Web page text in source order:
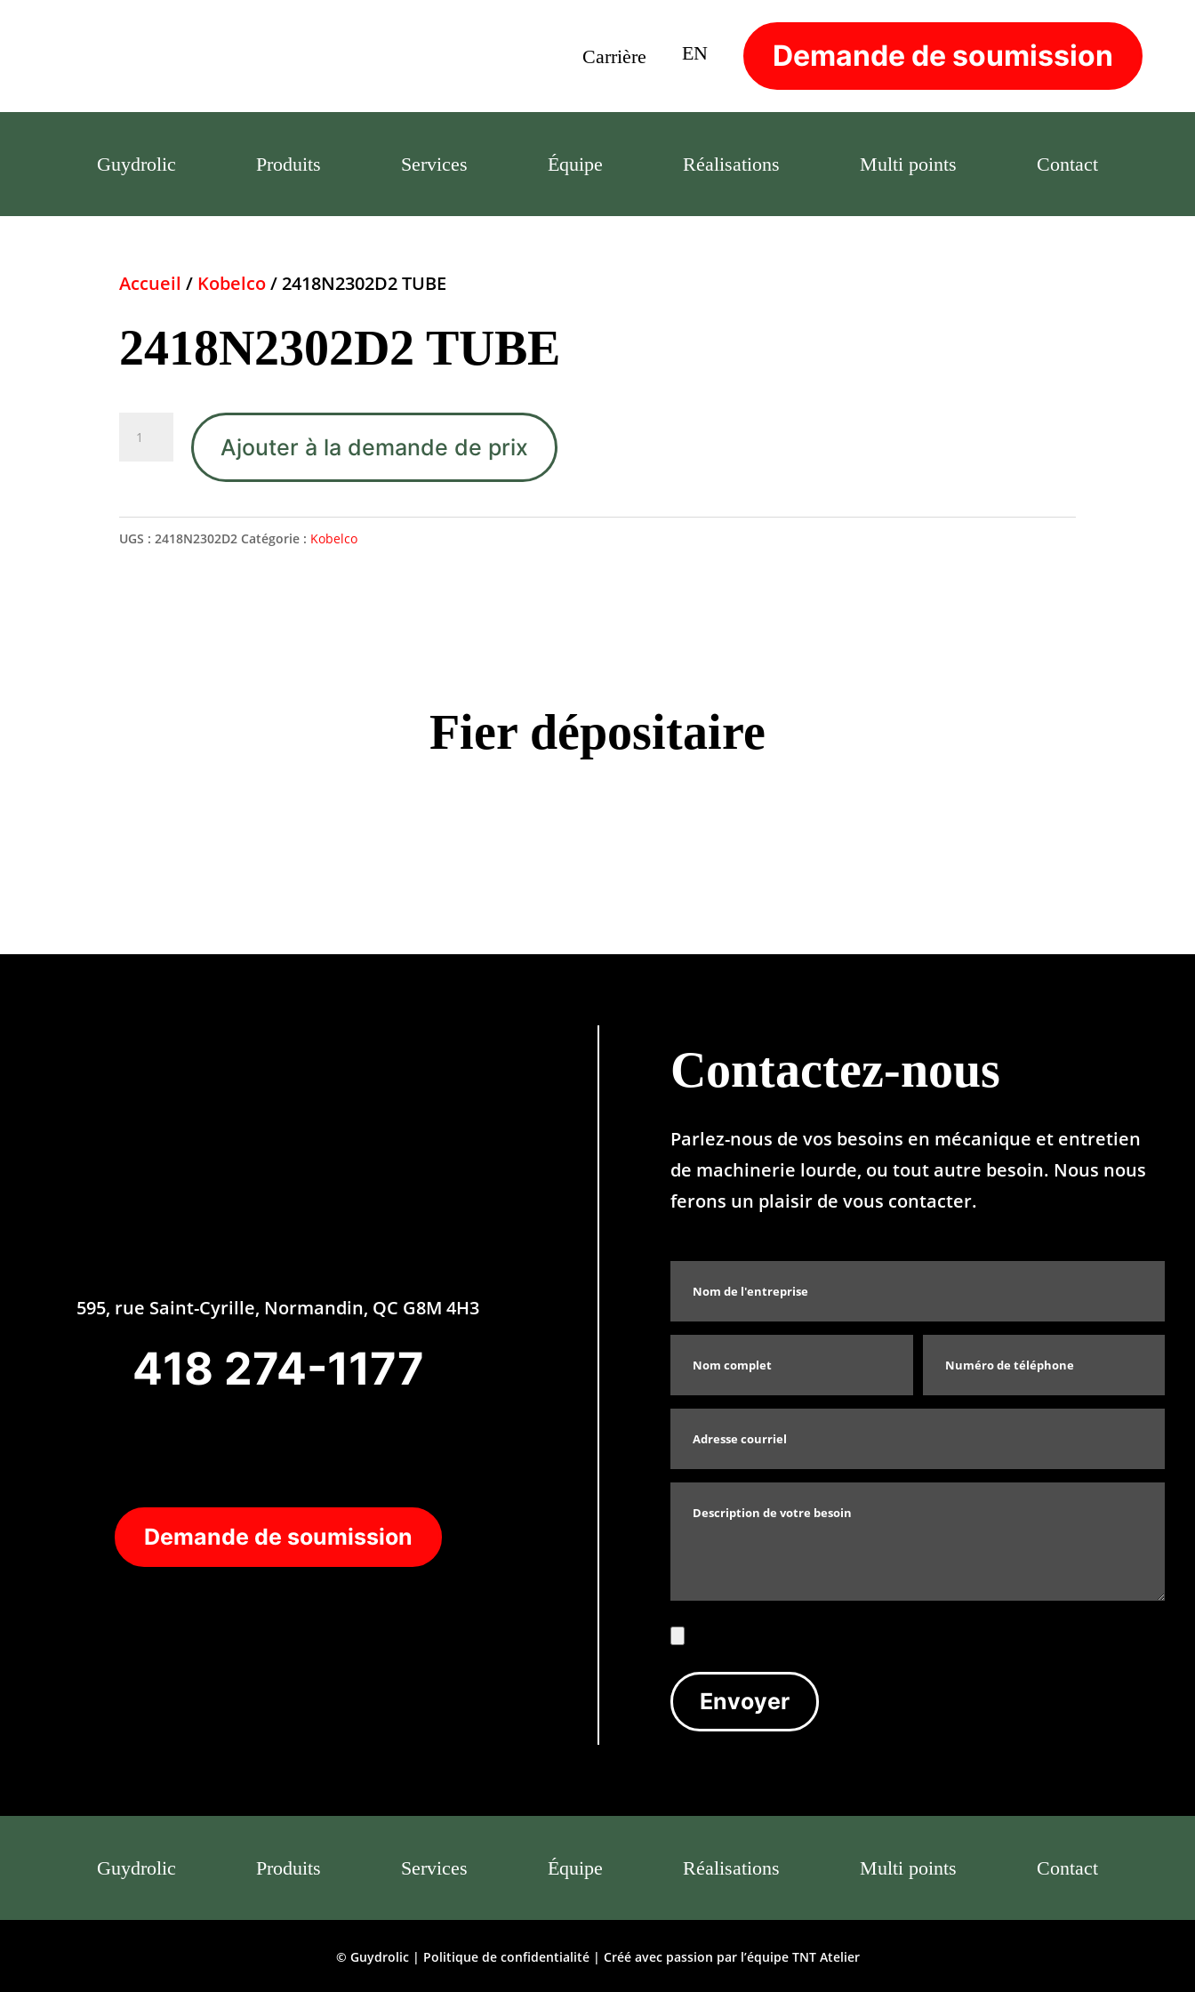
Carrière EN Demande de soumission
Guydrolic Produits Services Équipe Réalisations Multi points Contact
Accueil / Kobelco/ 2418N2302D2 TUBE
2418N2302D2 TUBE
quantité
2418N2302D2
TUBE
Ajouter à la demande de prix
UGS :2418N2302D2 Catégorie : Kobelco
Fier dépositaire
595, rue Saint-Cyrille, Normandin, QC G8M 4H3
418 274-1177
Demande de soumission
Contactez-nous
Parlez-nous de vos besoins en mécanique et entretien
de machinerie lourde, ou tout autre besoin. Nous nous
ferons un plaisir de vous contacter.
Guydrolic Produits Services Équipe Réalisations Multi points Contact
© Guydrolic | Politique de confidentialité| Créé avec passion par l’équipe TNT Atelier